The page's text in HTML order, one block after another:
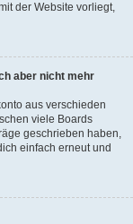
der Website vorliegt,
aber nicht mehr
aus verschieden
viele Boards
geschrieben haben,
einfach erneut und